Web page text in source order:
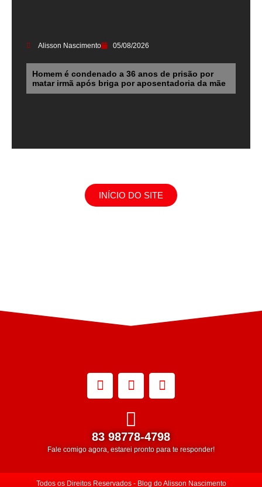
Alisson Nascimento 05/08/2026
Homem é condenado a 36 anos de prisão por
matar irmã após briga por aposentadoria da mãe
INÍCIO DO SITE
83 98778-4798
Fale comigo agora, estarei pronto para te responder!
Todos os Direitos Reservados - Blog do Alisson Nascimento